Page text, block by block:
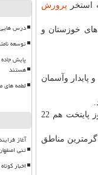
استخر پرورش
در استان های خوزستان و
وآسمان
حقیقت، بیشینه هوای روز گذشته تهران را 32 درجه عنوان نمود كه تا آخر هفته به 34 یا 35 درجه خواهد رسید.كمینه دمای امروز پایتخت هم 22
رضوی باكمینه دمای 3 درجه سانتیگراد خنك ترین و مهران و دهلران با 47 درجه گرمترین مناطق
درس هایی
توسعه
پایش
هستند
لطمه
تنی
اخبار